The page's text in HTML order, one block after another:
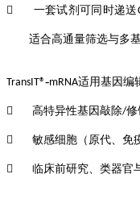
 一套试剂可同时递送
适合高通量筛选与多基
TransIT®‑mRNA适用基因编
 高特异性基因敲除/修
 敏感细胞（原代、免
 临床前研究、类器官